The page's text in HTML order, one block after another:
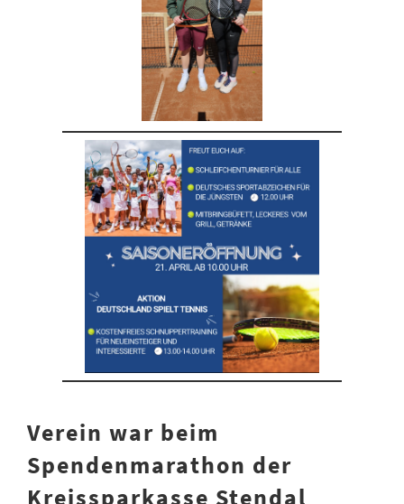
Verein war beim
Spendenmarathon der
Kreissparkasse Stendal